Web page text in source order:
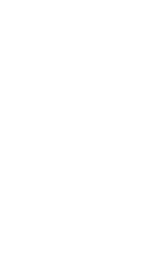
dificuldade de